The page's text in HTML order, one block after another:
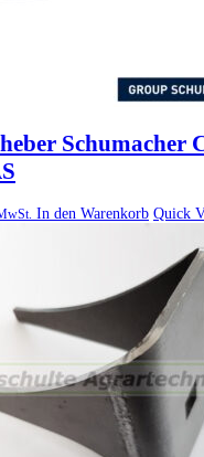
Schumacher
In den Warenkorb Quick